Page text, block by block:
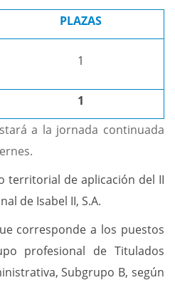
PLAZAS
1
1
a la jornada continuada
territorial de aplicación del II
de Isabel II, S.A.
corresponde a los puestos
profesional de Titulados
Subgrupo B, según